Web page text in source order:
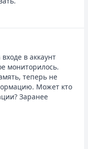
в аккаунт
мониторилось.
теперь не
Может кто
Заранее